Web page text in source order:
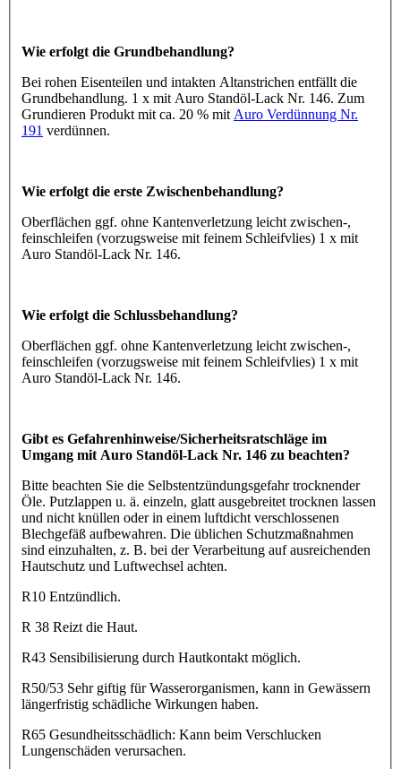
Wie erfolgt die Grundbehandlung?
Bei rohen Eisenteilen und intakten Altanstrichen entfällt die
Grundbehandlung. 1 x mit Auro Standöl-Lack Nr. 146. Zum
Grundieren Produkt mit ca. 20 % mit Auro Verdünnung Nr.
191 verdünnen.
Wie erfolgt die erste Zwischenbehandlung?
Oberflächen ggf. ohne Kantenverletzung leicht zwischen-,
feinschleifen (vorzugsweise mit feinem Schleifvlies) 1 x mit
Auro Standöl-Lack Nr. 146.
Wie erfolgt die Schlussbehandlung?
Oberflächen ggf. ohne Kantenverletzung leicht zwischen-,
feinschleifen (vorzugsweise mit feinem Schleifvlies) 1 x mit
Auro Standöl-Lack Nr. 146.
Gibt es Gefahrenhinweise/Sicherheitsratschläge im
Umgang mit Auro Standöl-Lack Nr. 146 zu beachten?
Bitte beachten Sie die Selbstentzündungsgefahr trocknender
Öle. Putzlappen u. ä. einzeln, glatt ausgebreitet trocknen lassen
und nicht knüllen oder in einem luftdicht verschlossenen
Blechgefäß aufbewahren. Die üblichen Schutzmaßnahmen
sind einzuhalten, z. B. bei der Verarbeitung auf ausreichenden
Hautschutz und Luftwechsel achten.
R10 Entzündlich.
R 38 Reizt die Haut.
R43 Sensibilisierung durch Hautkontakt möglich.
R50/53 Sehr giftig für Wasserorganismen, kann in Gewässern
längerfristig schädliche Wirkungen haben.
R65 Gesundheitsschädlich: Kann beim Verschlucken
Lungenschäden verursachen.